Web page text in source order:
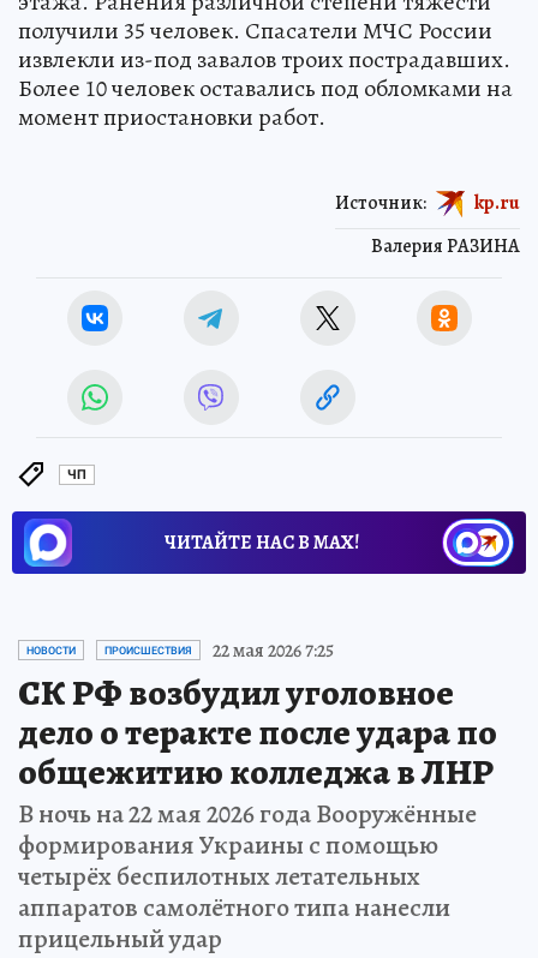
получили 35 человек. Спасатели МЧС России
извлекли из-под завалов троих пострадавших.
Более 10 человек оставались под обломками на
момент приостановки работ.
Валерия РАЗИНА
Источник: kp.ru
ЧП
ЧИТАЙТЕ НАС В МАХ!
НОВОСТИ ПРОИСШЕСТВИЯ 22 мая 2026 7:25
СК РФ возбудил уголовное
дело о теракте после удара по
общежитию колледжа в ЛНР
В ночь на 22 мая 2026 года Вооружённые
формирования Украины с помощью
четырёх беспилотных летательных
аппаратов самолётного типа нанесли
прицельный удар